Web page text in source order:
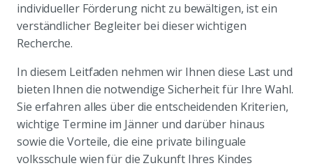
individueller Förderung nicht zu bewältigen, ist ein
verständlicher Begleiter bei dieser wichtigen
Recherche.
In diesem Leitfaden nehmen wir Ihnen diese Last und
bieten Ihnen die notwendige Sicherheit für Ihre Wahl.
Sie erfahren alles über die entscheidenden Kriterien,
wichtige Termine im Jänner und darüber hinaus
sowie die Vorteile, die eine private bilinguale
volksschule wien für die Zukunft Ihres Kindes